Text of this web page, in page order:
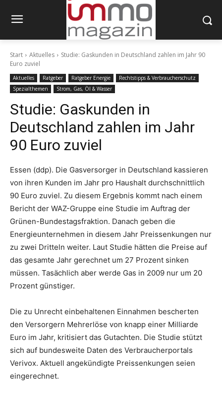
Start Aktuelles
Studie: Gaskunden in Deutschland zahlen im Jahr 90
Euro zuviel
Aktuelles Ratgeber Ratgeber Energie
Rechtstipps & Verbraucherschutz
Spezialthemen
Strom, Gas, Öl & Wasser
Studie: Gaskunden in
Deutschland zahlen im Jahr
90 Euro zuviel
Essen (ddp). Die Gasversorger in Deutschland kassieren
von ihren Kunden im Jahr pro Haushalt durchschnittlich
90 Euro zuviel. Zu diesem Ergebnis kommt nach einem
Bericht der WAZ-Gruppe eine Studie im Auftrag der
Grünen-Bundestagsfraktion. Danach geben die
Energieunternehmen in diesem Jahr Preissenkungen nur
zu zwei Dritteln weiter. Laut Studie hätten die Preise auf
das gesamte Jahr gerechnet um 27 Prozent sinken
müssen. Tasächlich aber werde Gas in 2009 nur um 20
Prozent günstiger.
Die zu Unrecht einbehaltenen Einnahmen bescherten
den Versorgern Mehrerlöse von knapp einer Milliarde
Euro im Jahr, kritisiert das Gutachten. Die Studie stützt
sich auf bundesweite Daten des Verbraucherportals
Verivox. Aktuell angekündigte Preissenkungen seien
eingerechnet.